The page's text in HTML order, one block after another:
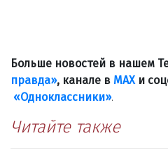
Больше новостей в нашем
правда», канале в МАХи
«Одноклассники».
Читайте также